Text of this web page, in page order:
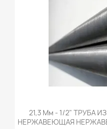
21,3 Мм - 1/2" ТРУБА
НЕРЖАВЕЮЩАЯ